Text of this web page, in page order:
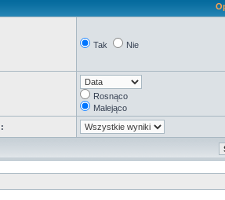
Tak Nie
Rosnąco
Malejąco